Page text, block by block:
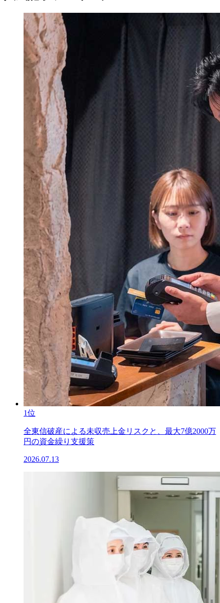
1位
全東信破産による未収売上金リスクと、最大7億2000万
円の資金繰り支援策
2026.07.13